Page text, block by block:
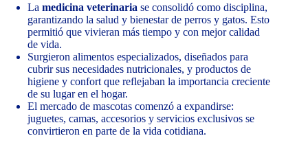
La medicina veterinaria se consolidó como disciplina,
garantizando la salud y bienestar de perros y gatos. Esto
permitió que vivieran más tiempo y con mejor calidad
de vida.
Surgieron alimentos especializados, diseñados para
cubrir sus necesidades nutricionales, y productos de
higiene y confort que reflejaban la importancia creciente
de su lugar en el hogar.
El mercado de mascotas comenzó a expandirse:
juguetes, camas, accesorios y servicios exclusivos se
convirtieron en parte de la vida cotidiana.